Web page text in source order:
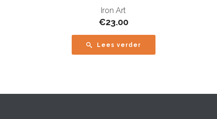
Iron Art
€23.00
Lees verder